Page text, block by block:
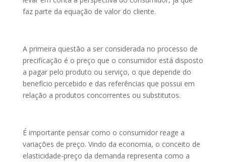
faz parte da equação de valor do cliente.
A primeira questão a ser considerada no processo de
precificação é o preço que o consumidor está disposto
a pagar pelo produto ou serviço, o que depende do
benefício percebido e das referências que possui em
relação a produtos concorrentes ou substitutos.
É importante pensar como o consumidor reage a
variações de preço. Vindo da economia, o conceito de
elasticidade-preço da demanda representa como a